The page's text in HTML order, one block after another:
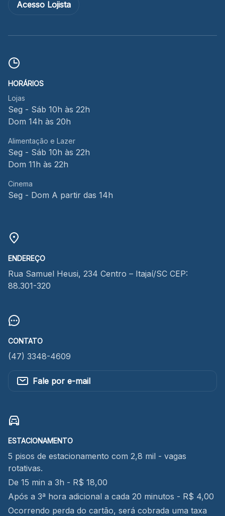
Acesso Lojista
HORÁRIOS
Lojas
Seg - Sáb 10h às 22h
Dom 14h às 20h
Alimentação e Lazer
Seg - Sáb 10h às 22h
Dom 11h às 22h
Cinema
Seg - Dom A partir das 14h
ENDEREÇO
Rua Samuel Heusi, 234 Centro – Itajaí/SC CEP:
88.301-320
CONTATO
(47) 3348-4609
Fale por e-mail
ESTACIONAMENTO
5 pisos de estacionamento com 2,8 mil - vagas
rotativas.
De 15 min a 3h - R$ 18,00
Após a 3ª hora adicional a cada 20 minutos - R$ 4,00
Ocorrendo perda do cartão, será cobrada uma taxa